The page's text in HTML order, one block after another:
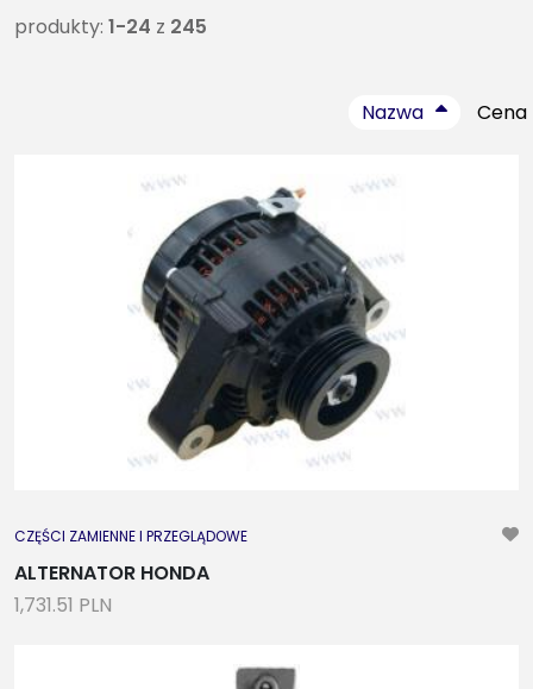
produkty: 1-24 z 245
Nazwa Cena
CZĘŚCI ZAMIENNE I PRZEGLĄDOWE
ALTERNATOR HONDA
1,731.51 PLN